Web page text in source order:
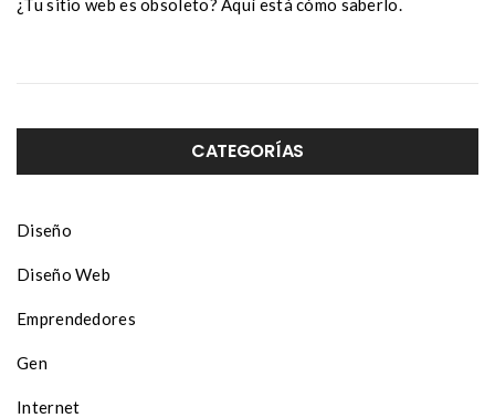
CATEGORÍAS
Diseño
Diseño Web
Emprendedores
Gen
Internet